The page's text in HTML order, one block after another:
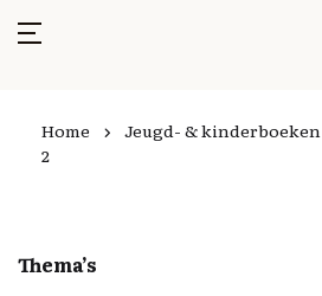
Home Jeugd- & kinderboeken
2
Thema’s